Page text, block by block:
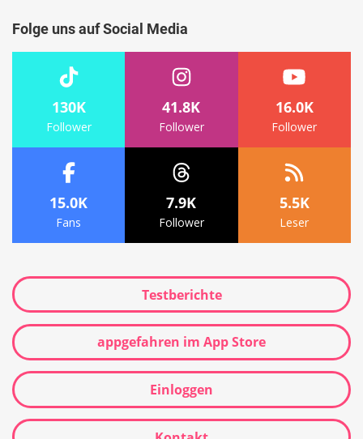
Folge uns auf Social Media
130K
Follower
41.8K
Follower
16.0K
Follower
15.0K
Fans
7.9K
Follower
5.5K
Leser
Testberichte
appgefahren im App Store
Einloggen